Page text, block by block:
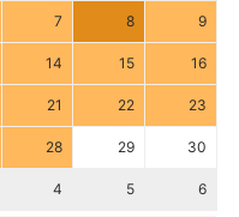
7 8 9
14 15 16
21 22 23
28 29 30
4 5 6